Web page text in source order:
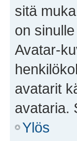
sitä
on
Avatar-
avatarit
avataria.
Ylös